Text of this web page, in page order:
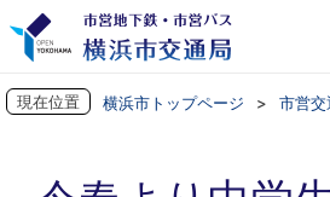
現在位置 横浜市トップページ
市営交